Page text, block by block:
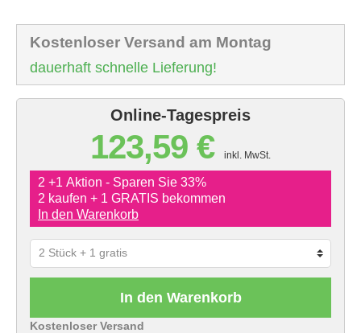
Kostenloser Versand am Montag
dauerhaft schnelle Lieferung!
Online-Tagespreis
123,59 € inkl. MwSt.
2 +1 Aktion - Sparen Sie 33%
2 kaufen + 1 GRATIS bekommen
In den Warenkorb
In den Warenkorb
Kostenloser Versand